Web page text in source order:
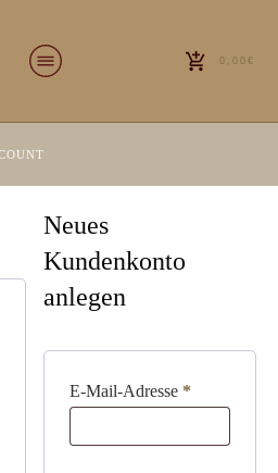
0,00€
Neues
Kundenkonto
anlegen
E-Mail-Adresse *